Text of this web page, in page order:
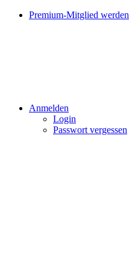
Premium-Mitglied werden
Anmelden
Login
Passwort vergessen